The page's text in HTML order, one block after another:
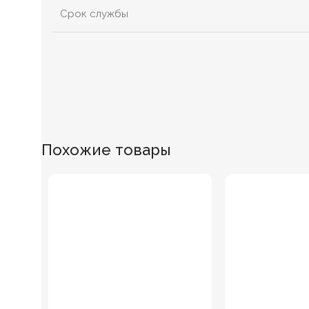
Срок службы
Похожие товары